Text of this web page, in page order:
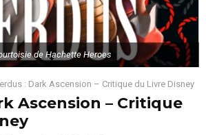
de Hachette Heroes
: Dark Ascension – Critique du Livre Disney
Ascension – Critique